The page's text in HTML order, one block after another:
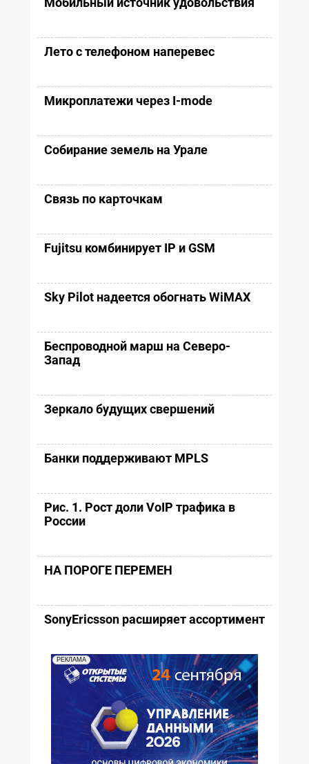
Лето с телефоном наперевес
Микроплатежи через I-mode
Собирание земель на Урале
Связь по карточкам
Fujitsu комбинирует IP и GSM
Sky Pilot надеется обогнать WiMAX
Беспроводной марш на Северо-
Запад
Зеркало будущих свершений
Банки поддерживают MPLS
Рис. 1. Рост доли VoIP трафика в
России
НА ПОРОГЕ ПЕРЕМЕН
SonyEricsson расширяет ассортимент
РЕКЛАМА